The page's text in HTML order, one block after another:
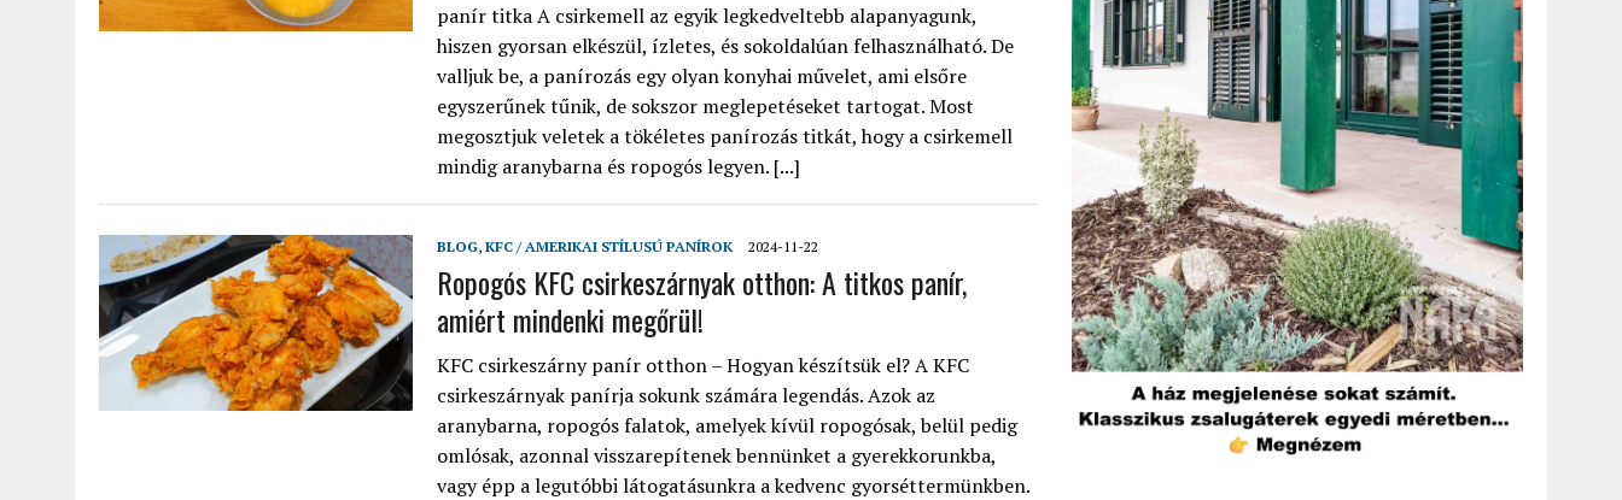
panír titka A csirkemell az egyik legkedveltebb alapanyagunk,
hiszen gyorsan elkészül, ízletes, és sokoldalúan felhasználható. De
valljuk be, a panírozás egy olyan konyhai művelet, ami elsőre
egyszerűnek tűnik, de sokszor meglepetéseket tartogat. Most
megosztjuk veletek a tökéletes panírozás titkát, hogy a csirkemell
mindig aranybarna és ropogós legyen. [...]
BLOG, KFC / AMERIKAI STÍLUSÚ PANÍROK 2024-11-22
Ropogós KFC csirkeszárnyak otthon: A titkos panír,
amiért mindenki megőrül!
KFC csirkeszárny panír otthon – Hogyan készítsük el? A KFC
csirkeszárnyak panírja sokunk számára legendás. Azok az
aranybarna, ropogós falatok, amelyek kívül ropogósak, belül pedig
omlósak, azonnal visszarepítenek bennünket a gyerekkorunkba,
vagy épp a legutóbbi látogatásunkra a kedvenc gyorséttermünkben.